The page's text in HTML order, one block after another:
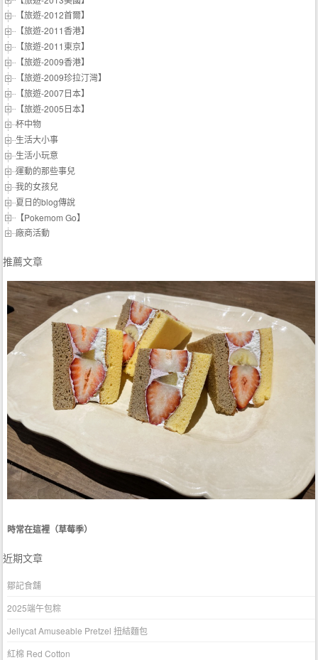
【旅遊-2012首爾】
【旅遊-2011香港】
【旅遊-2011東京】
【旅遊-2009香港】
【旅遊-2009珍拉汀灣】
【旅遊-2007日本】
【旅遊-2005日本】
杯中物
生活大小事
生活小玩意
運動的那些事兒
我的女孩兒
夏日的blog傳說
【Pokemom Go】
廠商活動
推薦文章
時常在這裡（草莓季）
近期文章
鄒記食舖
2025端午包粽
Jellycat Amuseable Pretzel 扭結麵包
紅棉 Red Cotton